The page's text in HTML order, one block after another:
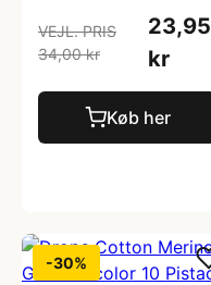
VEJL. PRIS
34,00 kr
23,95
kr
Køb her
-30%